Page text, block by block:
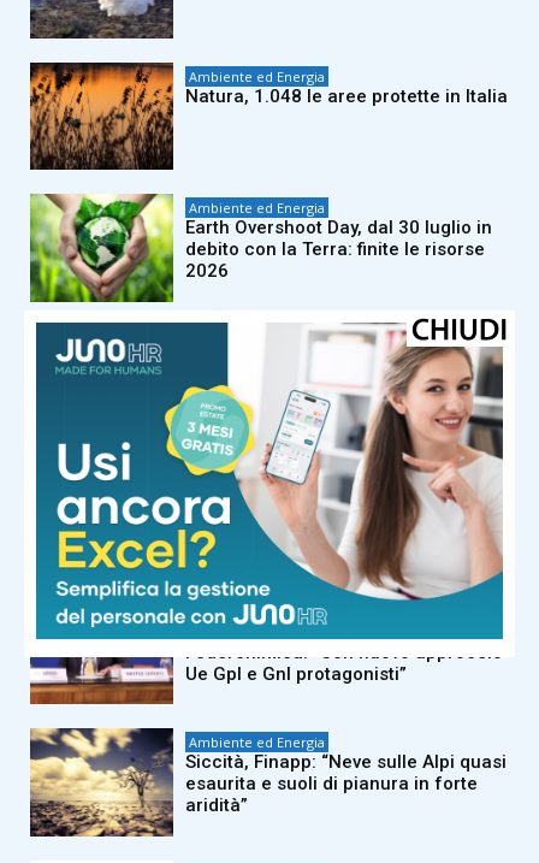
Ambiente ed Energia
Natura, 1.048 le aree protette in Italia
Ambiente ed Energia
Earth Overshoot Day, dal 30 luglio in
debito con la Terra: finite le risorse
2026
Ambiente ed Energia
MartinoRossi presenta il Bilancio di
Sostenibilità 2025 redatto secondo lo
standard Vsme e il nuovo Piano
Sostenibilità 2030
Ambiente ed Energia
Oropan, l’ad Forte: “Tra identità e
memoria il nostro pane viaggia in 26
paesi del mondo”
Ambiente ed Energia
Carburanti, Assogasliquidi-
Ue Gpl e Gnl protagonisti”
Ambiente ed Energia
Siccità, Finapp: “Neve sulle Alpi quasi
esaurita e suoli di pianura in forte
aridità”